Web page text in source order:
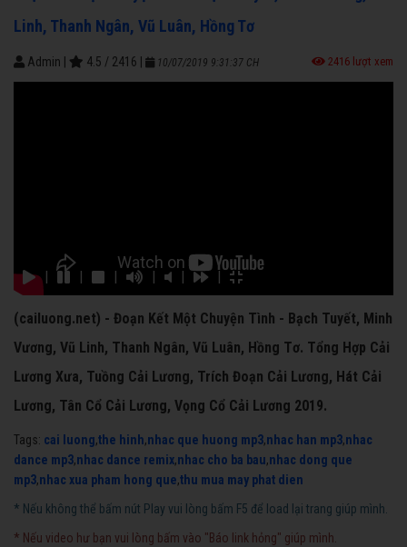
Linh, Thanh Ngân, Vũ Luân, Hồng Tơ
Admin 4.5 / 2416 10/07/2019 9:31:37 CH 2416 lượt xem
(cailuong.net) - Đoạn Kết Một Chuyện Tình - Bạch Tuyết, Minh
Vương, Vũ Linh, Thanh Ngân, Vũ Luân, Hồng Tơ. Tổng Hợp Cải
Lương Xưa, Tuồng Cải Lương, Trích Đoạn Cải Lương, Hát Cải
Lương, Tân Cổ Cải Lương, Vọng Cổ Cải Lương 2019.
Tags: cai luong,the hinh,nhac que huong mp3,nhac han mp3,nhac
dance mp3,nhac dance remix,nhac cho ba bau,nhac dong que
mp3,nhac xua pham hong que,thu mua may phat dien
* Nếu không thể bấm nút Play vui lòng bấm F5 để load lại trang giúp mình.
* Nếu video hư bạn vui lòng bấm vào "Báo link hỏng" giúp mình.